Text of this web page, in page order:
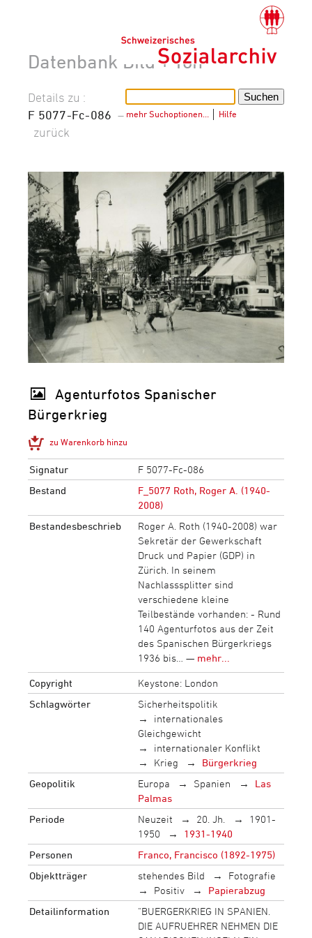
Datenbank Bild + Ton
mehr Suchoptionen… Hilfe
Details zu :
F 5077-Fc-086 –
zurück
Agenturfotos Spanischer
Bürgerkrieg
zu Warenkorb hinzu
Signatur
F 5077-Fc-086
Bestand
F_5077 Roth, Roger A. (1940-
2008)
Bestandesbeschrieb
Roger A. Roth (1940-2008) war
Sekretär der Gewerkschaft
Druck und Papier (GDP) in
Zürich. In seinem
Nachlasssplitter sind
verschiedene kleine
Teilbestände vorhanden: - Rund
140 Agenturfotos aus der Zeit
des Spanischen Bürgerkriegs
1936 bis… — mehr...
Copyright
Keystone: London
Schlagwörter
Sicherheitspolitik
internationales
Gleichgewicht
internationaler Konflikt
Krieg
Bürgerkrieg
Geopolitik
Europa Spanien
Las
Palmas
Periode
Neuzeit 20. Jh.
1901-
1950
1931-1940
Personen
Franco, Francisco (1892-1975)
Objektträger
stehendes Bild
Fotografie
Positiv
Papierabzug
Detailinformation
"BUERGERKRIEG IN SPANIEN.
DIE AUFRUEHRER NEHMEN DIE